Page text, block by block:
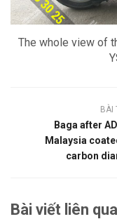
The whole view of
BÀI
Baga after
Malaysia
carbon
Bài viết liên